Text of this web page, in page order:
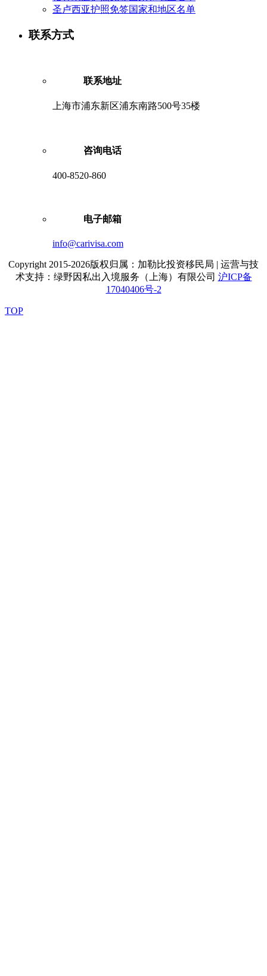
圣卢西亚护照免签国家和地区名单
联系方式
联系地址
上海市浦东新区浦东南路500号35楼
咨询电话
400-8520-860
电子邮箱
info@carivisa.com
Copyright 2015-2026版权归属：加勒比投资移民局 | 运营与技
术支持：绿野因私出入境服务（上海）有限公司 沪ICP备
17040406号-2
TOP